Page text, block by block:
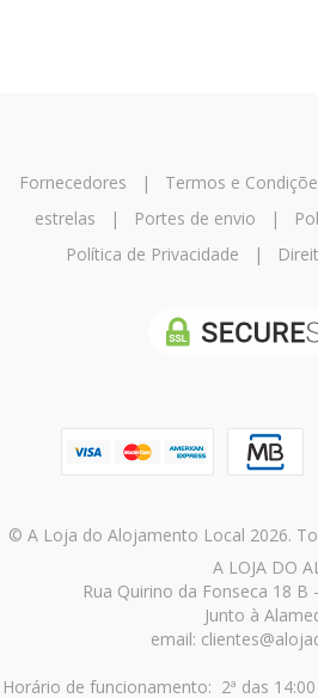
Fornecedores | Termos e
estrelas | Portes de envio |
Política de Privacidade |
© A Loja do Alojamento Local 2026.
A LOJA DO
Rua Quirino da Fonseca 18 B
Junto à
email:
Horário de funcionamento: 2ª das 14:00